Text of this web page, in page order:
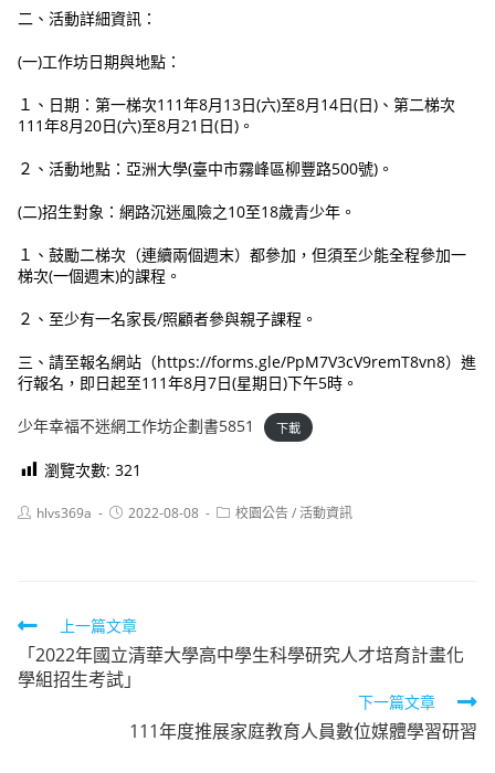
二、活動詳細資訊：
(一)工作坊日期與地點：
１、日期：第一梯次111年8月13日(六)至8月14日(日)、第二梯次
111年8月20日(六)至8月21日(日)。
２、活動地點：亞洲大學(臺中市霧峰區柳豐路500號)。
(二)招生對象：網路沉迷風險之10至18歲青少年。
１、鼓勵二梯次（連續兩個週末）都參加，但須至少能全程參加一
梯次(一個週末)的課程。
２、至少有一名家長/照顧者參與親子課程。
三、請至報名網站（https://forms.gle/PpM7V3cV9remT8vn8）進
行報名，即日起至111年8月7日(星期日)下午5時。
少年幸福不迷網工作坊企劃書5851 下載
瀏覽次數: 321
Posthlvs369a
Post2022-08-08
Post校園公告/活動資訊
Read
more
articles
上一篇文章
「2022年國立清華大學高中學生科學研究人才培育計畫化
學組招生考試」
下一篇文章
111年度推展家庭教育人員數位媒體學習研習